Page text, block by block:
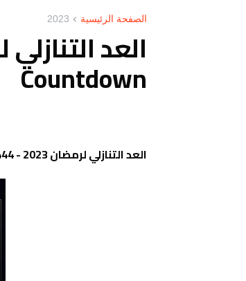
الصفحة الرئيسية 2023
Countdown
العد التنازلي لرمضان 2023 - 1444 هجريّ